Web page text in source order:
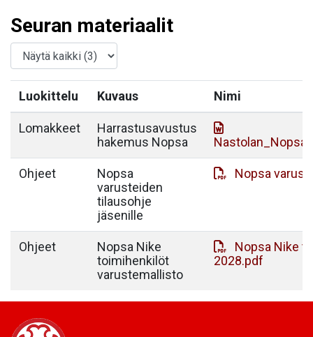
Seuran materiaalit
Luokittelu Kuvaus Nimi
Lomakkeet
Harrastusavustus
hakemus Nopsa
Ohjeet
Nopsa
varusteiden
tilausohje
jäsenille
Nopsa
Ohjeet
Nopsa Nike
toimihenkilöt
varustemallisto
Nopsa Nike
2028.pdf